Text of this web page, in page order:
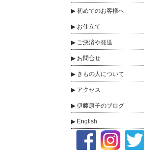
初めてのお客様へ
お仕立て
ご決済や発送
お問合せ
きもの人について
アクセス
伊藤康子のブログ
English